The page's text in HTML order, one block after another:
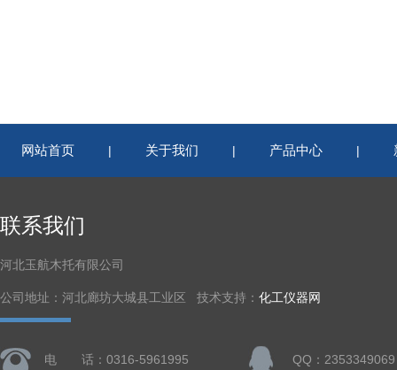
网站首页 | 关于我们 | 产品中心 |
联系我们
河北玉航木托有限公司
公司地址：河北廊坊大城县工业区 技术支持： 化工仪器网
电 话：0316-5961995 QQ：2353349069